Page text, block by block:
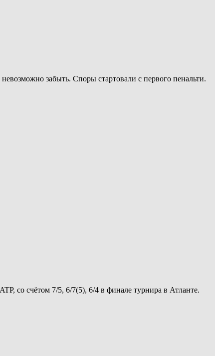
забыть. Споры стартовали с первого пенальти.
со счётом 7/5, 6/7(5), 6/4 в финале турнира в Атланте.